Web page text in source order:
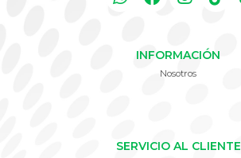
INFORMACIÓN
Nosotros
SERVICIO AL CLIENTE